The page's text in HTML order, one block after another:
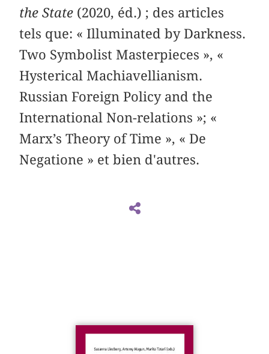
the State (2020, éd.) ; des articles
tels que: « Illuminated by Darkness.
Two Symbolist Masterpieces », «
Hysterical Machiavellianism.
Russian Foreign Policy and the
International Non-relations »; «
Marx’s Theory of Time », « De
Negatione » et bien d'autres.